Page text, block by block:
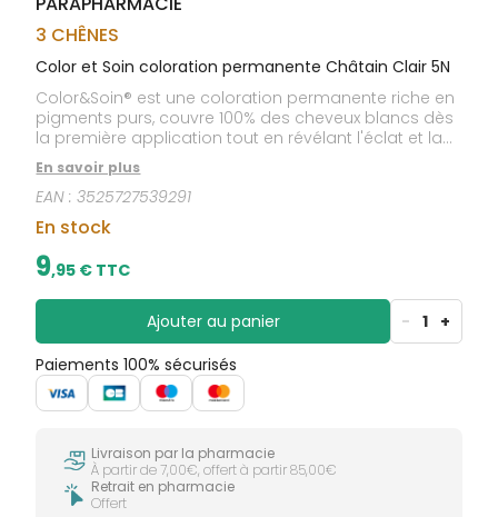
Bains de
bouche
Gencives
Hygiène
bucco-
dentaire
Jambes
3 CHÊNES
Color et Soin coloration permanente Châtain Clair 5N
Color&Soin® est une coloration permanente riche en
pigments purs, couvre 100% des cheveux blancs dès
la première application tout en révélant l'éclat et la
brillance des cheveux. Enrichie en protéines
végétales, Color&Soin® colore parfaitement le
cheveu tout en le rendant soyeux et ce, sans
l'alourdir !
En savoir plus
EAN :3525727539291
En stock
9,95 € TTC
Ajouter au panier - 1 +
Paiements 100% sécurisés
Livraison par la pharmacie
À partir de 7,00€, offert à partir 85,00€
Retrait en pharmacie
Offert